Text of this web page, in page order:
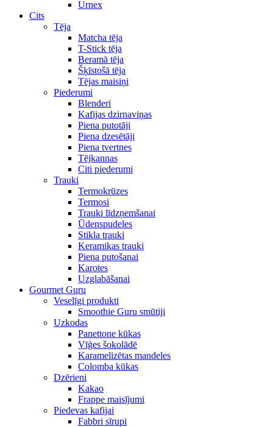
Urnex
Cits
Tēja
Matcha tēja
T-Stick tēja
Beramā tēja
Šķīstošā tēja
Tējas maisiņi
Piederumi
Blenderi
Kafijas dzirnaviņas
Piena putotāji
Piena dzesētāji
Piena tvertnes
Tējkannas
Citi piederumi
Trauki
Termokrūzes
Termosi
Trauki līdzņemšanai
Ūdenspudeles
Stikla trauki
Keramikas trauki
Piena putošanai
Karotes
Uzglabāšanai
Gourmet Guru
Veselīgi produkti
Smoothie Guru smūtiji
Uzkodas
Panettone kūkas
Vīģes šokolādē
Karamelizētas mandeles
Colomba kūkas
Dzērieni
Kakao
Frappe maisījumi
Piedevas kafijai
Fabbri sīrupi